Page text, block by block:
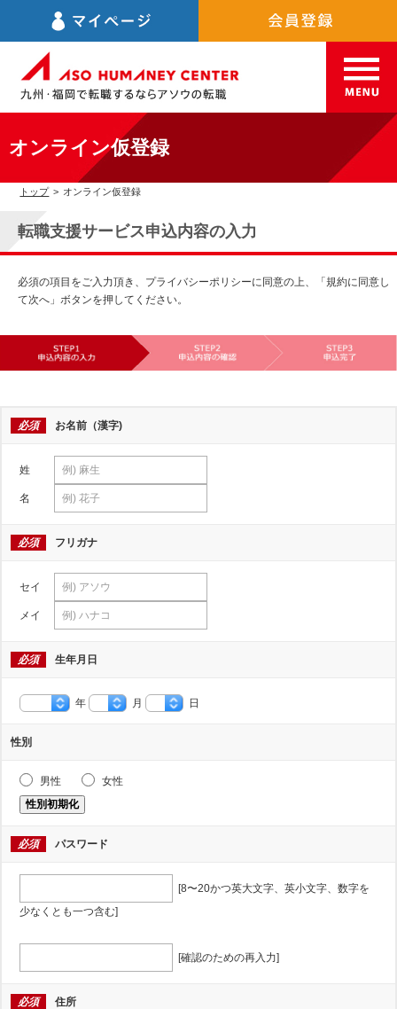
オンライン仮登録
トップ > オンライン仮登録
転職支援サービス申込内容の入力
必須の項目をご入力頂き、プライバシーポリシーに同意の上、「規約に同意し
て次へ」ボタンを押してください。
必須 お名前（漢字)
姓
名
必須 フリガナ
セイ
メイ
必須 生年月日
年 月 日
性別
男性
女性
性別初期化
必須 パスワード
[8〜20かつ英大文字、英小文字、数字を
少なくとも一つ含む]
[確認のための再入力]
必須 住所